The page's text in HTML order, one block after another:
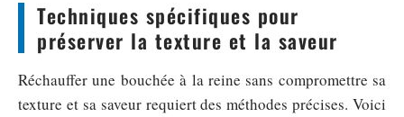
Techniques spécifiques pour
préserver la texture et la saveur
Réchauffer une bouchée à la reine sans compromettre sa
texture et sa saveur requiert des méthodes précises. Voici